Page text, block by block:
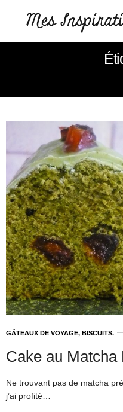
GÂTEAUX DE VOYAGE, BISCUITS.
Cake au Matcha
Ne trouvant pas de matcha
j’ai profité…